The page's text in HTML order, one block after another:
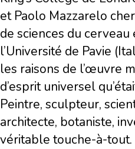
et Paolo Mazzarelo
de sciences du
l’Université de Pavie
les raisons de l’œuvre
d’esprit universel
Peintre, sculpteur,
architecte, botaniste,
véritable touche-à-tout.